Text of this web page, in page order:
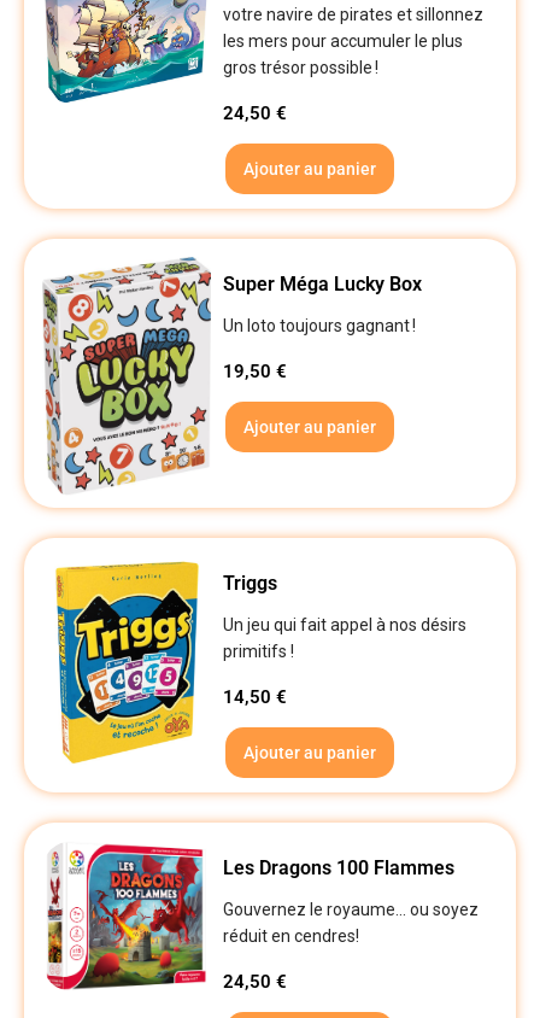
votre navire de pirates et sillonnez
les mers pour accumuler le plus
gros trésor possible !
24,50€
Ajouter au panier
Super Méga Lucky Box
Un loto toujours gagnant !
19,50€
Ajouter au panier
Triggs
Un jeu qui fait appel à nos désirs
primitifs !
14,50€
Ajouter au panier
Les Dragons 100 Flammes
Gouvernez le royaume... ou soyez
réduit en cendres!
24,50€